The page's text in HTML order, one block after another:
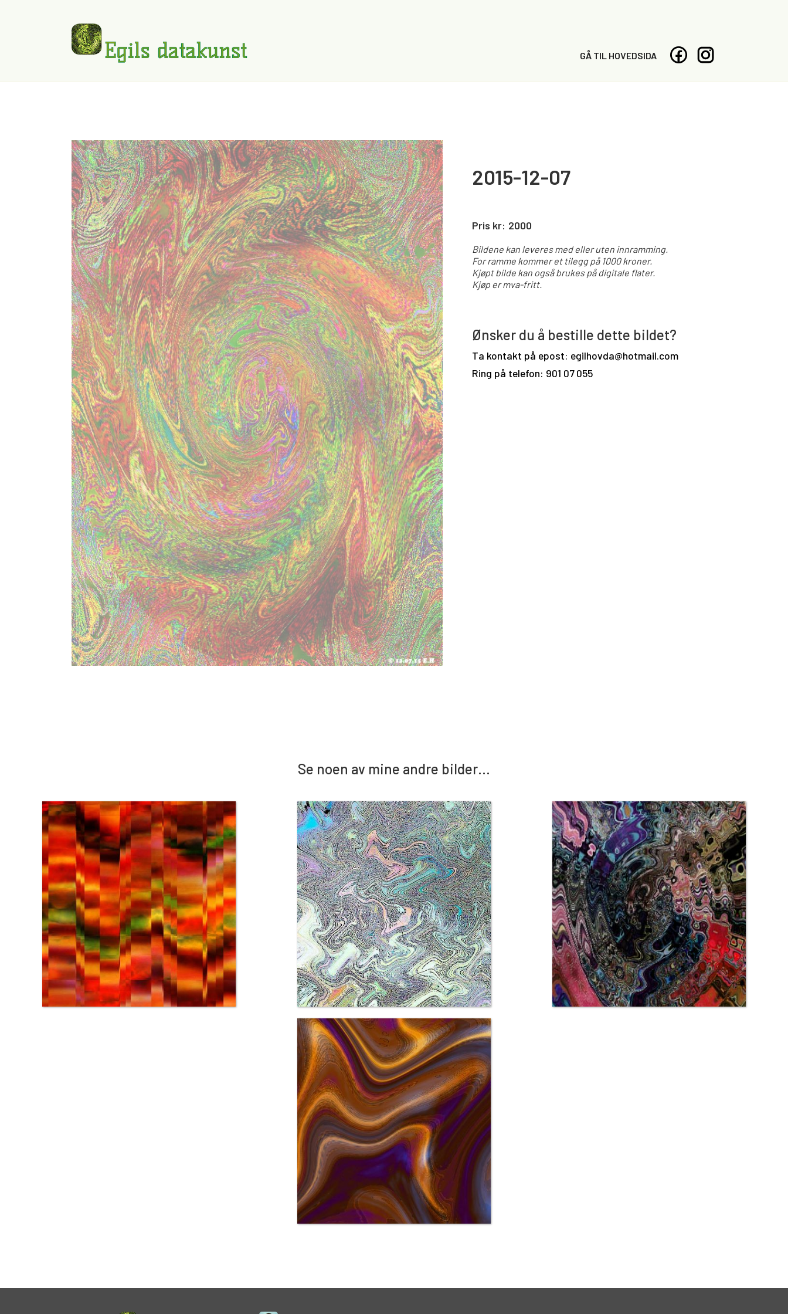
GÅ TIL HOVEDSIDA
2015-12-07
Pris kr: 2000
Bildene kan leveres med eller uten innramming.
For ramme kommer et tilegg på 1000 kroner.
Kjøpt bilde kan også brukes på digitale flater.
Kjøp er mva-fritt.
Ønsker du å bestille dette bildet?
Ta kontakt på epost: egilhovda@hotmail.com
Ring på telefon: 901 07 055
Se noen av mine andre bilder…